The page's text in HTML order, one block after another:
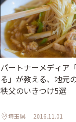
パートナーメディア
る」が教える、地元
秩父のいきつけ5選
埼玉県 2016.11.01